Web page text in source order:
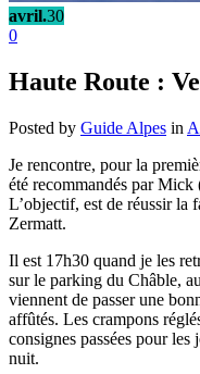
avril.30
0
Haute Route :
Posted by Guide Alpes in
Je rencontre, pour la
été recommandés par
L’objectif, est de réussir la
Zermatt.
Il est 17h30 quand je les
sur le parking du Châble,
viennent de passer une
affûtés. Les crampons
consignes passées pour
nuit.